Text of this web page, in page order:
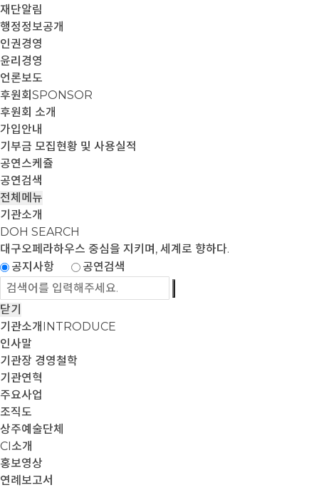
재단알림
행정정보공개
인권경영
윤리경영
언론보도
후원회 SPONSOR
후원회 소개
가입안내
기부금 모집현황 및 사용실적
공연스케쥴
공연검색
전체메뉴
기관소개
DOH SEARCH
대구오페라하우스 중심을 지키며, 세계로 향하다.
공지사항
공연검색
닫기
기관소개 INTRODUCE
인사말
기관장 경영철학
기관연혁
주요사업
조직도
상주예술단체
CI소개
홍보영상
연례보고서